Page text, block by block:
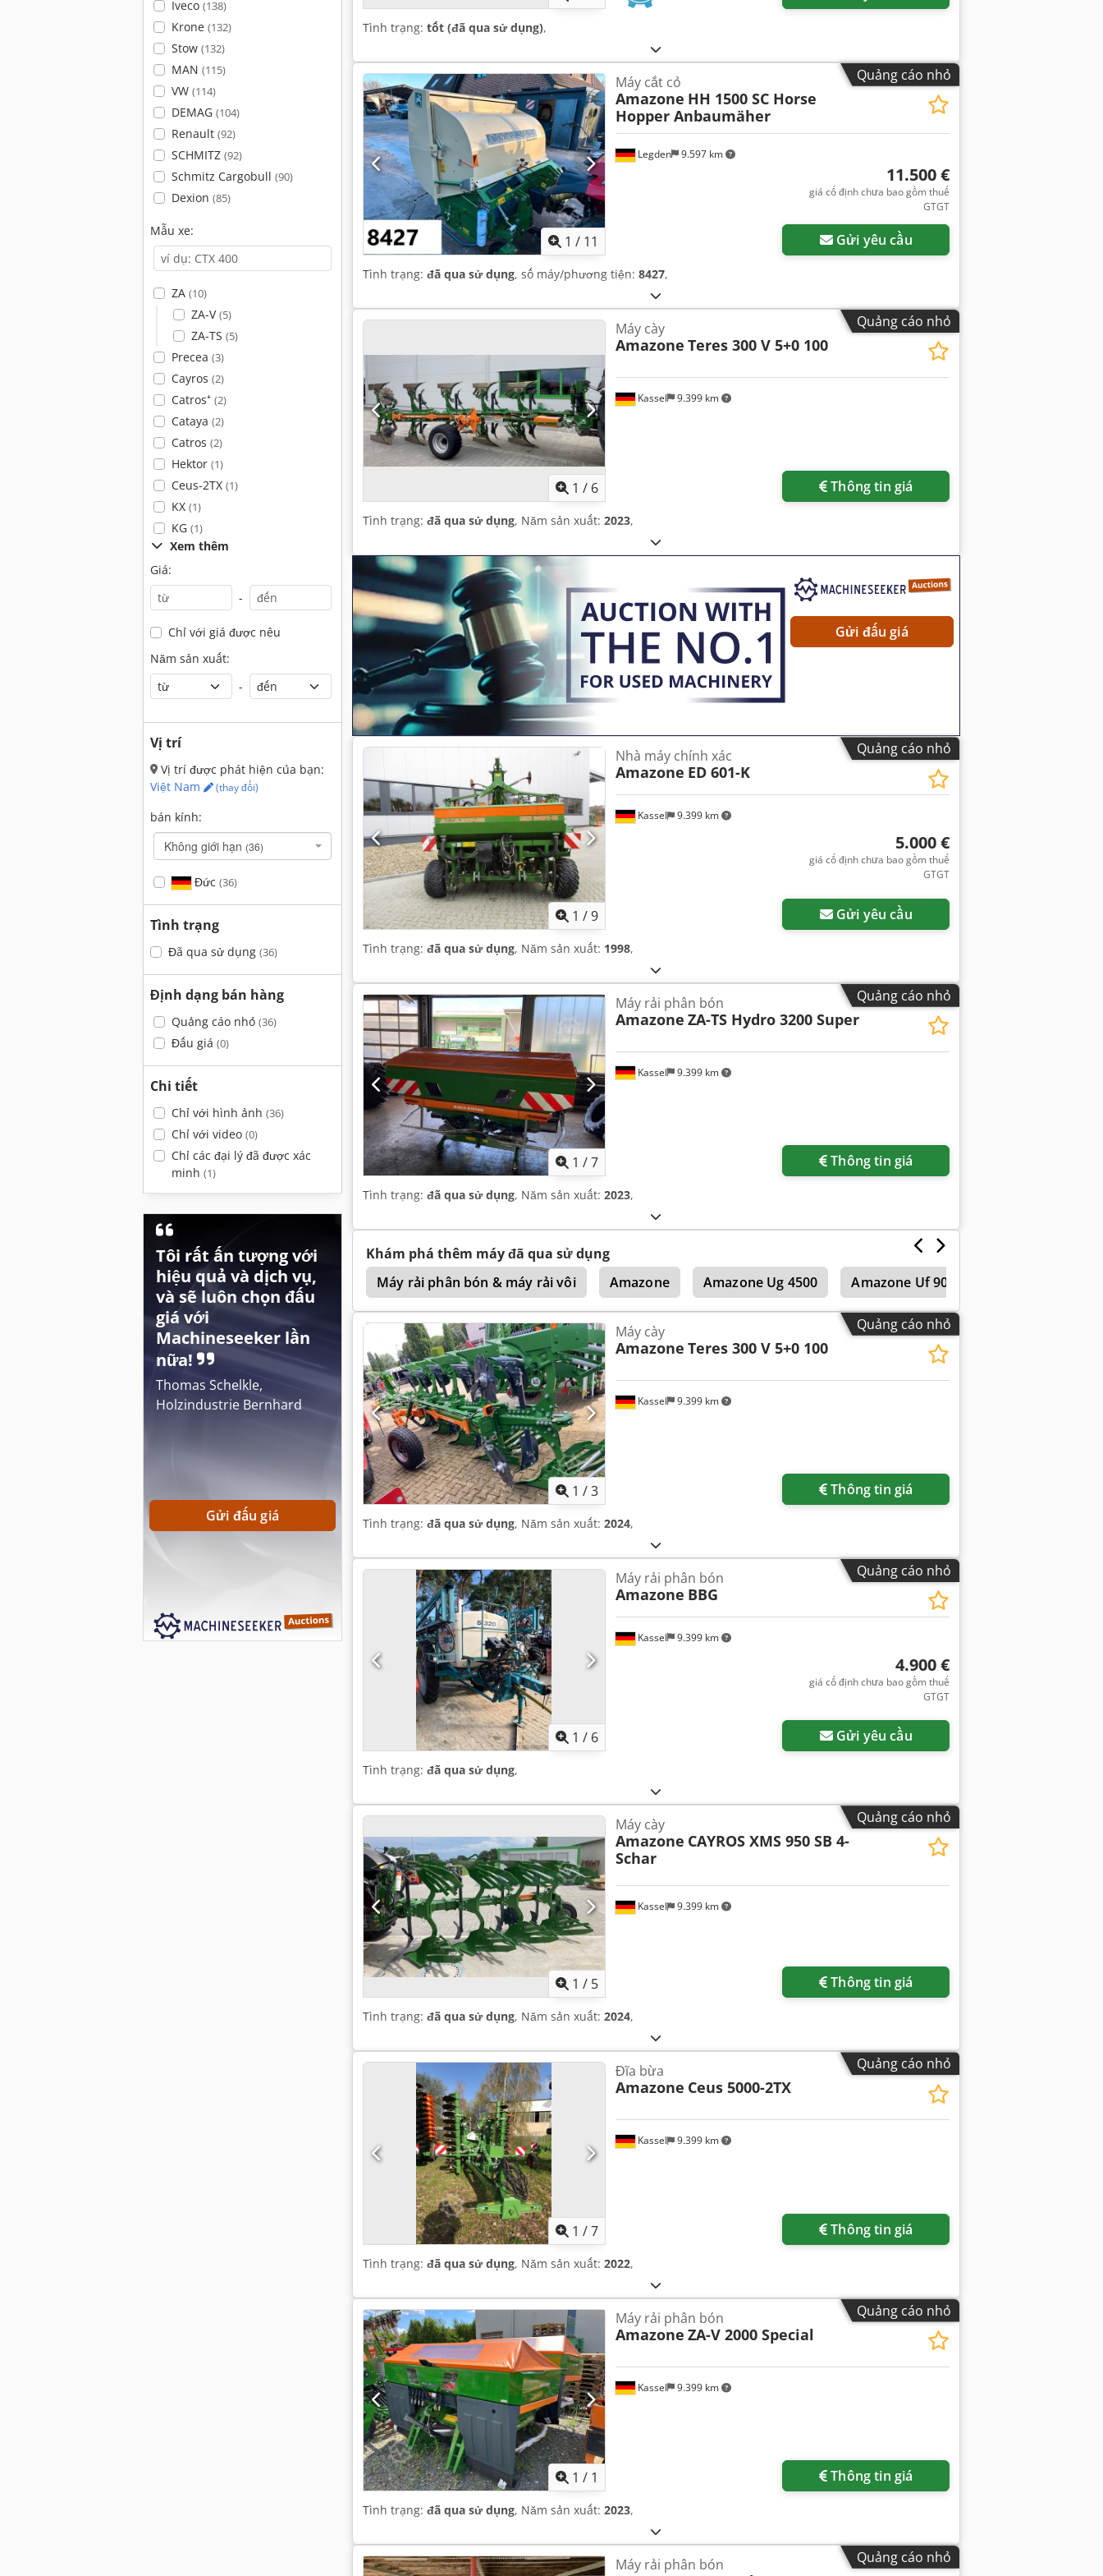
Iveco (138)
Krone (132)
Stow (132)
MAN (115)
VW (114)
DEMAG (104)
Renault (92)
SCHMITZ (92)
Schmitz Cargobull (90)
Dexion (85)
Mẫu xe:
ZA (10)
ZA-V(5)
ZA-TS (5)
Precea (3)
Cayros (2)
Catros⁺ (2)
Cataya (2)
Catros (2)
Hektor (1)
Ceus-2TX (1)
KX (1)
KG (1)
Xem thêm
Giá:
-
Chỉ với giá được nêu
Năm sản xuất:
-
Vị trí
Vị trí được phát hiện của bạn:
Việt Nam
(thay đổi)
bán kính:
Không giới hạn (36)
Đức (36)
Tình trạng
Đã qua sử dụng (36)
Định dạng bán hàng
Quảng cáo nhỏ (36)
Đấu giá (0)
Chi tiết
Chỉ với hình ảnh (36)
Chỉ với video (0)
Chỉ các đại lý đã được xác
minh (1)
Tôi rất ấn tượng với
hiệu quả và dịch vụ,
và sẽ luôn chọn đấu
giá với
Machineseeker lần
nữa!
Thomas Schelkle,
Holzindustrie Bernhard
Gửi đấu giá
Tình trạng: tốt (đã qua sử dụng),
Quảng cáo nhỏ
1 / 11
Legden 9.597 km
Máy cắt cỏ
Amazone HH 1500 SC Horse
Hopper Anbaumäher
11.500 €
giá cố định chưa bao gồm thuế
GTGT
Gửi yêu cầu
Tình trạng: đã qua sử dụng, số máy/phương tiện: 8427,
Quảng cáo nhỏ
1 / 6
Kassel 9.399 km
Máy cày
Amazone Teres 300 V 5+0 100
Thông tin giá
Tình trạng: đã qua sử dụng, Năm sản xuất: 2023,
Gửi đấu giá
Quảng cáo nhỏ
1 /9
Kassel 9.399 km
Nhà máy chính xác
Amazone ED 601-K
5.000 €
giá cố định chưa bao gồm thuế
GTGT
Gửi yêu cầu
Tình trạng: đã qua sử dụng, Năm sản xuất: 1998,
Quảng cáo nhỏ
1 /7
Kassel 9.399 km
Máy rải phân bón
Amazone ZA-TS Hydro 3200 Super
Thông tin giá
Tình trạng: đã qua sử dụng, Năm sản xuất: 2023,
Khám phá thêm máy đã qua sử dụng
Máy rải phân bón & máy rải vôi
Amazone Amazone Ug 4500 Amazone Uf 901
Amazone Uf 901 Amazone Uf 1501
Quảng cáo nhỏ
1 /3
Kassel 9.399 km
Máy cày
Amazone Teres 300 V 5+0 100
Thông tin giá
Tình trạng: đã qua sử dụng, Năm sản xuất: 2024,
Quảng cáo nhỏ
1 / 6
Kassel 9.399 km
Máy rải phân bón
Amazone BBG
4.900 €
giá cố định chưa bao gồm thuế
GTGT
Gửi yêu cầu
Tình trạng: đã qua sử dụng,
Quảng cáo nhỏ
1 / 5
Kassel 9.399 km
Máy cày
Amazone CAYROS XMS 950 SB 4-
Schar
Thông tin giá
Tình trạng: đã qua sử dụng, Năm sản xuất: 2024,
Quảng cáo nhỏ
1 /7
Kassel 9.399 km
Đĩa bừa
Amazone Ceus 5000-2TX
Thông tin giá
Tình trạng: đã qua sử dụng, Năm sản xuất: 2022,
Quảng cáo nhỏ
1 / 1
Kassel 9.399 km
Máy rải phân bón
Amazone ZA-V 2000 Special
Thông tin giá
Tình trạng: đã qua sử dụng, Năm sản xuất: 2023,
Quảng cáo nhỏ
Máy rải phân bón